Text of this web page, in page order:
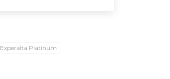
Experalta Platinum